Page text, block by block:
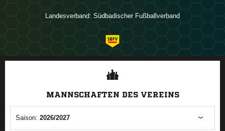
Landesverband: Südbadischer Fußballverband
ANZEIGE
MANNSCHAFTEN DES VEREINS
Saison: 2026/2027